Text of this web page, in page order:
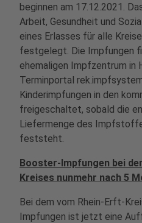
beginnen am 17.12.2021.
Arbeit, Gesundheit und
eines Erlasses für alle
festgelegt. Die Impfungen
ehemaligen Impfzentrum in
Terminportal
Kinderimpfungen in den
freigeschaltet, sobald die
Liefermenge des
feststeht.
Booster-Impfungen bei
Kreises nunmehr nach 5
Bei dem vom Rhein-Erft-
Impfungen ist jetzt eine